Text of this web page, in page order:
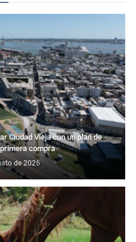
Ciudad Vieja con un plan de
compra
de 2026